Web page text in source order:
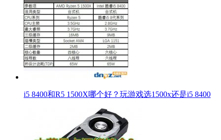
i5 8400和R5 1500X哪个好？玩游戏选1500x还是i5 8400